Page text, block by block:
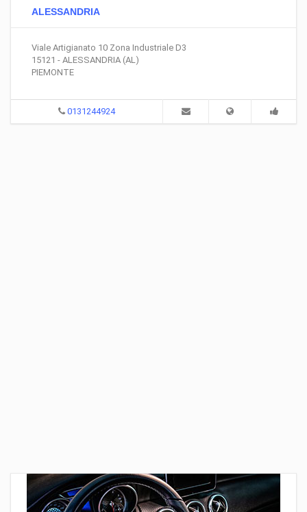
ALESSANDRIA
Viale Artigianato 10 Zona Industriale D3
15121 - ALESSANDRIA (AL)
PIEMONTE
0131244924